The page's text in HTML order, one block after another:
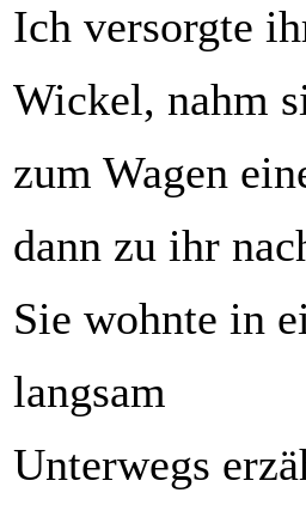
Ich versorgte
Wickel, nahm
zum Wagen
dann zu ihr
Sie wohnte in
langsam
Unterwegs